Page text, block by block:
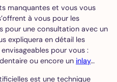
manquantes et vous vous
à vous pour les
pour une consultation avec un
expliquera en détail les
pour vous :
ou encore un inlay…
est une technique